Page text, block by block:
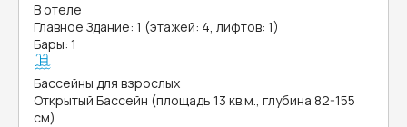
В отеле
Главное Здание: 1 (этажей: 4, лифтов: 1)
Бары: 1
Бассейны для взрослых
Открытый Бассейн (площадь 13 кв.м., глубина 82-155
см)